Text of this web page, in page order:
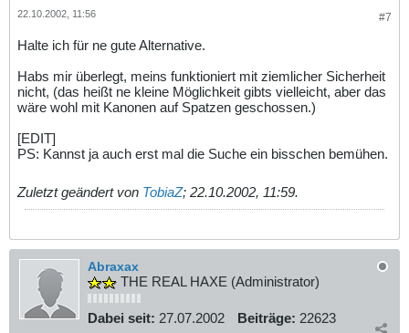
#7
22.10.2002, 11:56
Halte ich für ne gute Alternative.
Habs mir überlegt, meins funktioniert mit ziemlicher Sicherheit
nicht, (das heißt ne kleine Möglichkeit gibts vielleicht, aber das
wäre wohl mit Kanonen auf Spatzen geschossen.)
[EDIT]
PS: Kannst ja auch erst mal die Suche ein bisschen bemühen.
Zuletzt geändert von TobiaZ; 22.10.2002, 11:59.
Abraxax
THE REAL HAXE (Administrator)
Dabei seit: 27.07.2002 Beiträge: 22623